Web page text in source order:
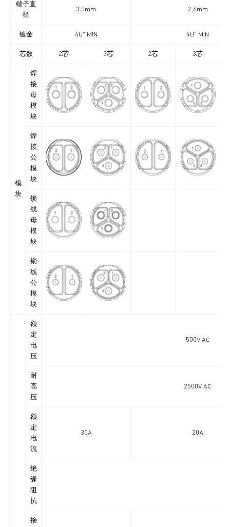
端子直
径
3.0mm 2.6mm
镀金 4U” MIN 4U” MIN
芯数 2芯 3芯 2芯 3芯
模
块
焊
接
母
模
块
焊
接
公
模
块
锁
线
母
模
块
锁
线
公
模
块
额
定
电
压
500V AC
耐
高
压
2500V AC
额
定
电
流
30A 20A
绝
缘
阻
抗
接